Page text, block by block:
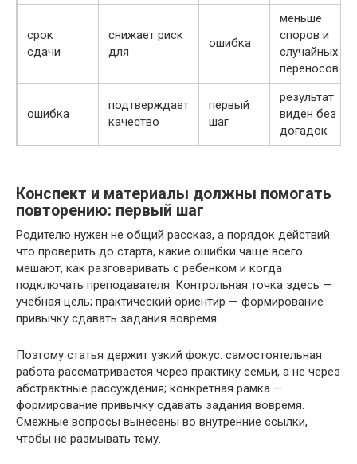
срок
сдачи
снижает риск
для
ошибка
меньше
споров и
случайных
переносов
ошибка
подтверждает
качество
первый
шаг
результат
виден без
догадок
Конспект и материалы должны помогать
повторению: первый шаг
Родителю нужен не общий рассказ, а порядок действий:
что проверить до старта, какие ошибки чаще всего
мешают, как разговаривать с ребенком и когда
подключать преподавателя. Контрольная точка здесь —
учебная цель; практический ориентир — формирование
привычку сдавать задания вовремя.
Поэтому статья держит узкий фокус: самостоятельная
работа рассматривается через практику семьи, а не через
абстрактные рассуждения; конкретная рамка —
формирование привычку сдавать задания вовремя.
Смежные вопросы вынесены во внутренние ссылки,
чтобы не размывать тему.